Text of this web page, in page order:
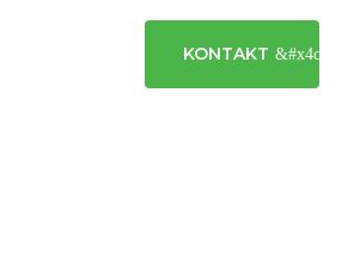
KONTAKT